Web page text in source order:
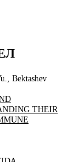
Bektashev
THEIR